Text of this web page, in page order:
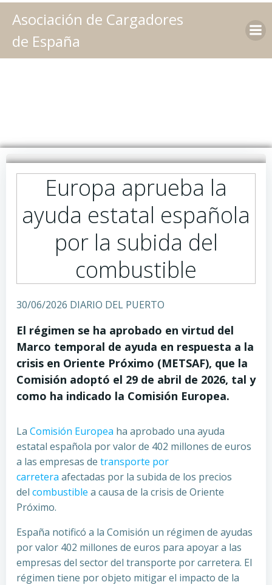
Saltar
al
Asociación de Cargadores
de España
Europa aprueba la
ayuda estatal española
por la subida del
combustible
30/06/2026 DIARIO DEL PUERTO
El régimen se ha aprobado en virtud del
Marco temporal de ayuda en respuesta a la
crisis en Oriente Próximo (METSAF), que la
Comisión adoptó el 29 de abril de 2026, tal y
como ha indicado la Comisión Europea.
La Comisión Europea ha aprobado una ayuda
estatal española por valor de 402 millones de euros
a las empresas de transporte por
carretera afectadas por la subida de los precios
del combustible a causa de la crisis de Oriente
Próximo.
España notificó a la Comisión un régimen de ayudas
por valor 402 millones de euros para apoyar a las
empresas del sector del transporte por carretera. El
régimen tiene por objeto mitigar el impacto de la